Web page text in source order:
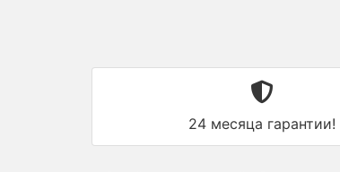
24 месяца гарантии!